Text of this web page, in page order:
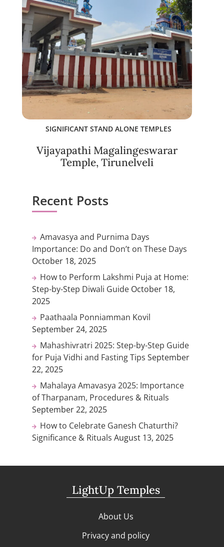
SIGNIFICANT STAND ALONE TEMPLES
Vijayapathi Magalingeswarar
Temple, Tirunelveli
Recent Posts
Amavasya and Purnima Days
Importance: Do and Don’t on These Days
October 18, 2025
How to Perform Lakshmi Puja at Home:
Step-by-Step Diwali Guide October 18,
2025
Paathaala Ponniamman Kovil
September 24, 2025
Mahashivratri 2025: Step-by-Step Guide
for Puja Vidhi and Fasting Tips September
22, 2025
Mahalaya Amavasya 2025: Importance
of Tharpanam, Procedures & Rituals
September 22, 2025
How to Celebrate Ganesh Chaturthi?
Significance & Rituals August 13, 2025
LightUp Temples
About Us
Privacy and policy